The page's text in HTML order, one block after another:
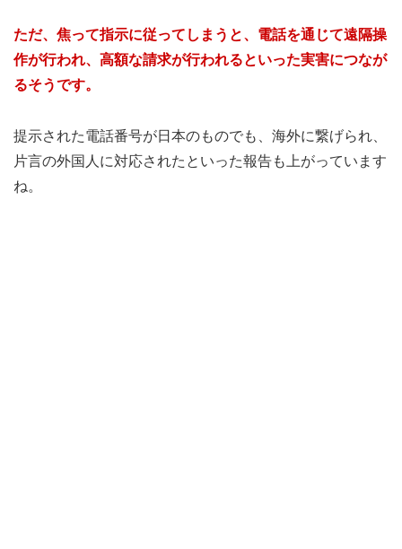
ただ、焦って指示に従ってしまうと、電話を通じて遠隔操
作が行われ、高額な請求が行われるといった実害につなが
るそうです。
提示された電話番号が日本のものでも、海外に繋げられ、
片言の外国人に対応されたといった報告も上がっています
ね。